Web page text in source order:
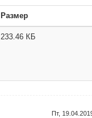
Размер
233.46 КБ
Пт,